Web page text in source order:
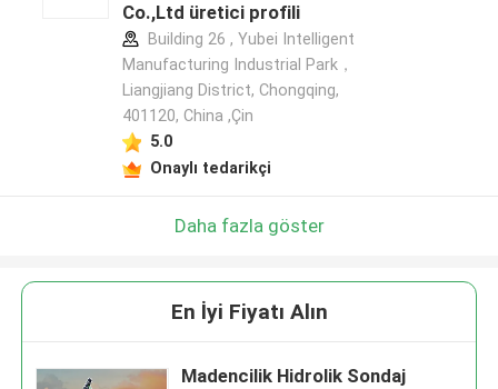
Co.,Ltd üretici profili
Building 26 , Yubei Intelligent
Manufacturing Industrial Park，
Liangjiang District, Chongqing,
401120, China ,Çin
5.0
Onaylı tedarikçi
Daha fazla göster
En İyi Fiyatı Alın
Madencilik Hidrolik Sondaj